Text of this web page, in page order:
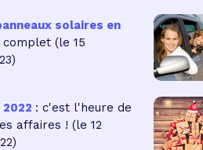
solaires en
complet (le 15
: c'est l'heure de
affaires ! (le 12